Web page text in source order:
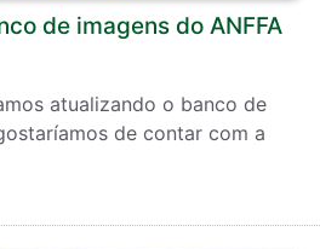
de imagens do ANFFA
atualizando o banco de
de contar com a